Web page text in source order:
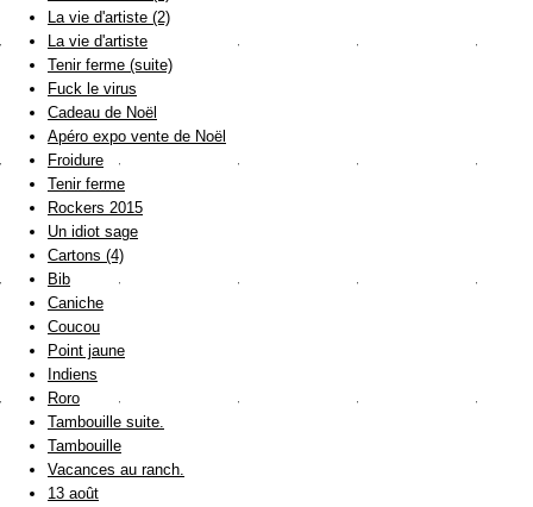
La vie d'artiste (2)
La vie d'artiste
Tenir ferme (suite)
Fuck le virus
Cadeau de Noël
Apéro expo vente de Noël
Froidure
Tenir ferme
Rockers 2015
Un idiot sage
Cartons (4)
Bib
Caniche
Coucou
Point jaune
Indiens
Roro
Tambouille suite.
Tambouille
Vacances au ranch.
13 août